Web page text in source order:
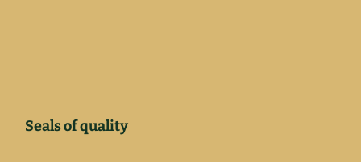
Seals of quality